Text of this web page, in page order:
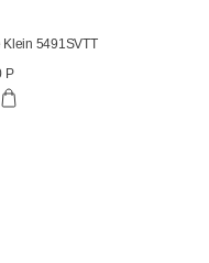
Klein 5491SVTT
Р